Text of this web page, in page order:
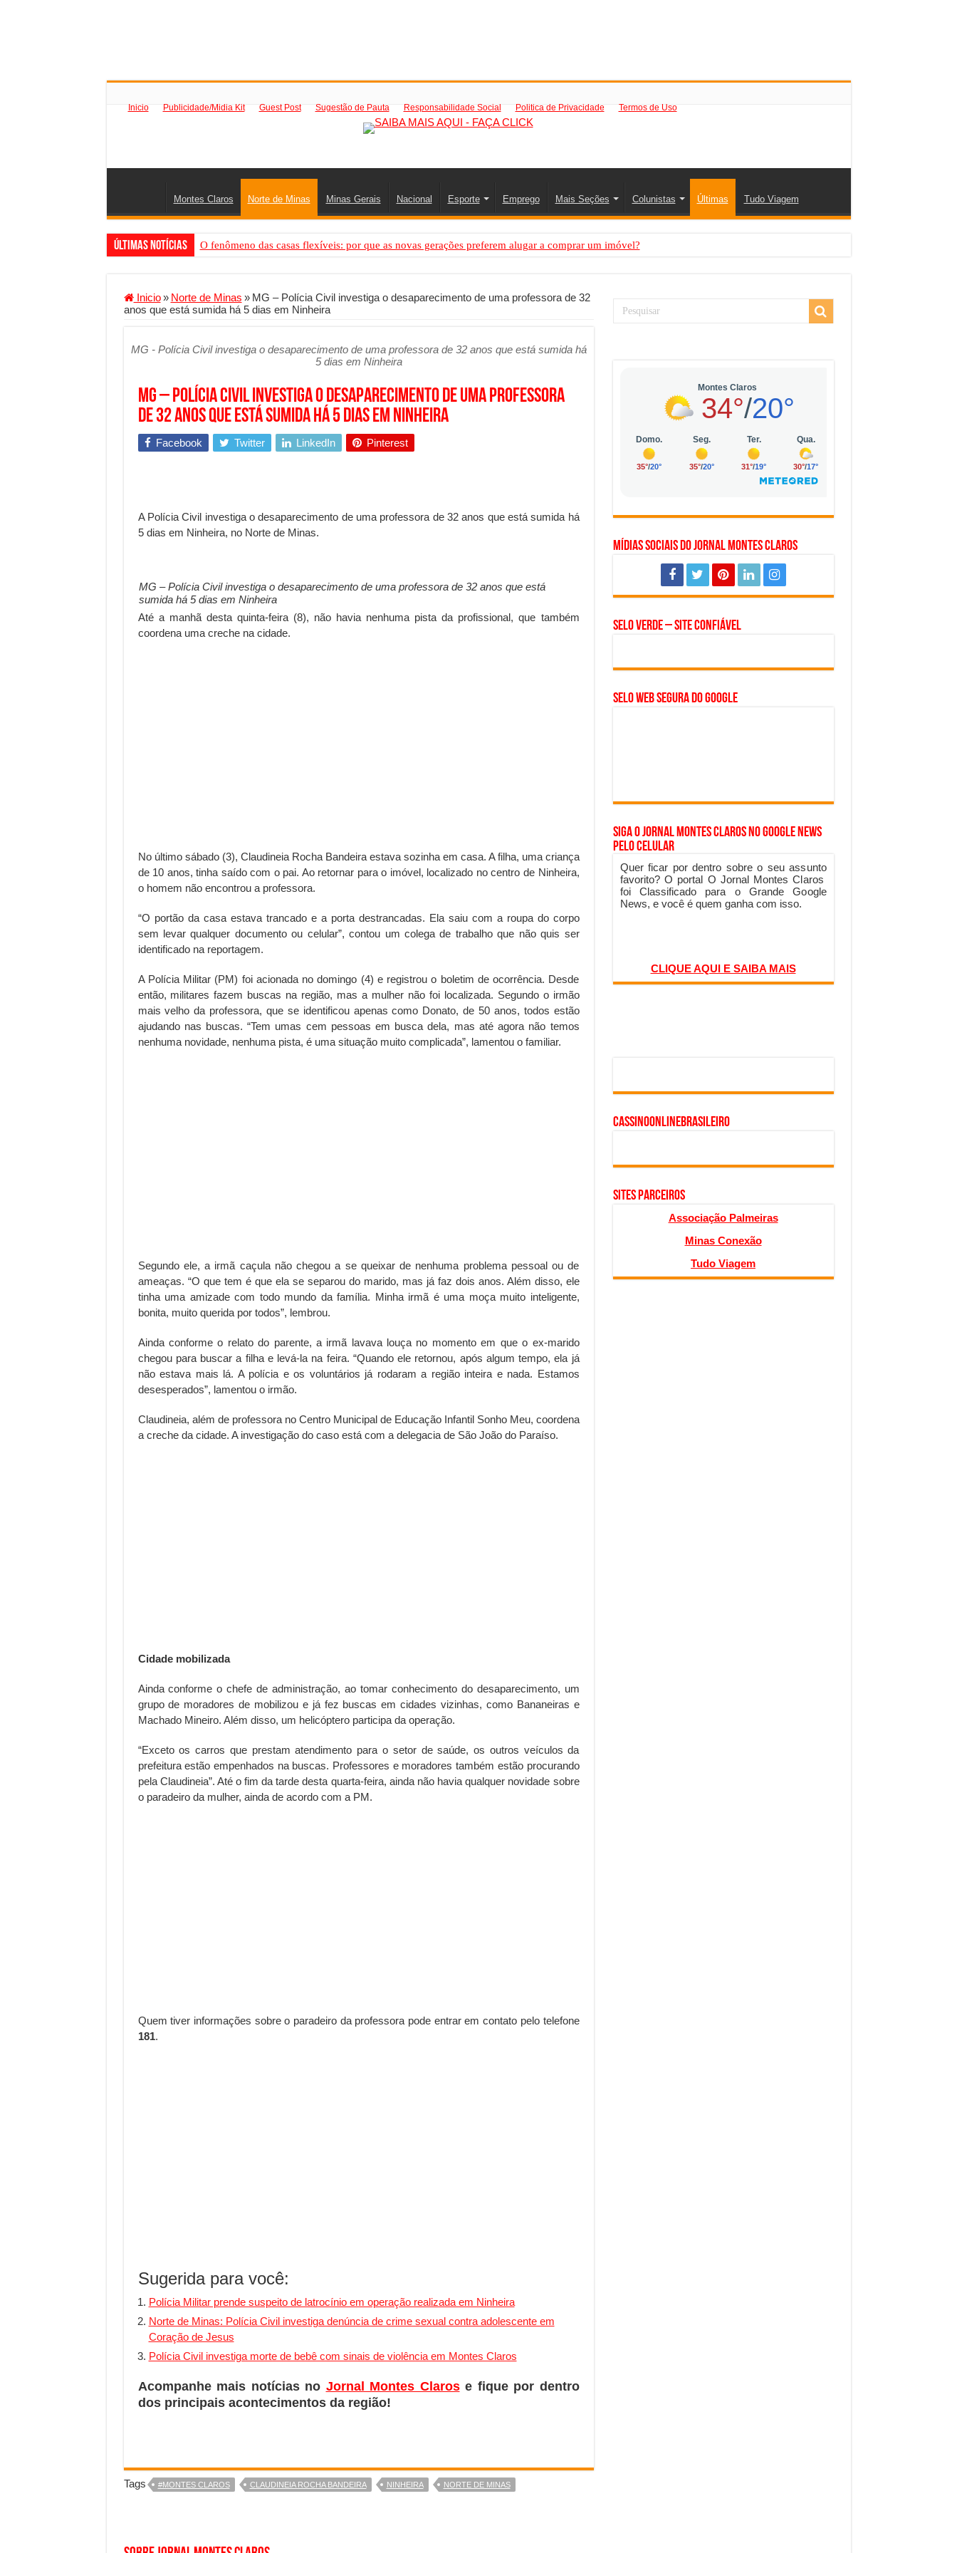
Inicio Publicidade/Midia Kit Guest Post Sugestão de Pauta Responsabilidade Social Politica de Privacidade Termos de Uso
Montes Claros Norte de Minas Minas Gerais Nacional Esporte Emprego Mais Seções Colunistas Últimas Tudo Viagem
Últimas Notícias O fenômeno das casas flexíveis: por que as novas gerações preferem alugar a comprar um imóvel?
Conheça a melhor empresa de transfer passeios e traslados em Porto Seguro, Bahia
Segurança digital se torna prioridade diante do avanço das tecnologias conectadas
Comércio Interativo ganha força no Brasil com a chegada da VIVAMOMENTO ao polo empresarial da Vila Olímpia, em São Paulo
PF e Emissoras Apertam o Cerco Contra Streamings Piratas: Entenda o Bloqueio e o Que Muda
De economista a referência nacional: como Jaque Rosa ensina tarólogas a faturarem mais de R$ 10 mil no digital
Marcenaria sob medida: quando vale mais a pena investir em móveis personalizados?
Serralheria de Alumínio vs. Ferro: guia completo para escolher o portão ideal para seu imóvel
Inicio » Norte de Minas » MG – Polícia Civil investiga o desaparecimento de uma professora de 32
anos que está sumida há 5 dias em Ninheira
MG - Polícia Civil investiga o desaparecimento de uma professora de 32 anos que está sumida há
5 dias em Ninheira
MG – Polícia Civil investiga o desaparecimento de uma professora
de 32 anos que está sumida há 5 dias em Ninheira
Facebook Twitter LinkedIn Pinterest
A Polícia Civil investiga o desaparecimento de uma professora de 32 anos que está sumida há
5 dias em Ninheira, no Norte de Minas.
MG – Polícia Civil investiga o desaparecimento de uma professora de 32 anos que está
sumida há 5 dias em Ninheira
Até a manhã desta quinta-feira (8), não havia nenhuma pista da profissional, que também
coordena uma creche na cidade.
No último sábado (3), Claudineia Rocha Bandeira estava sozinha em casa. A filha, uma criança
de 10 anos, tinha saído com o pai. Ao retornar para o imóvel, localizado no centro de Ninheira,
o homem não encontrou a professora.
“O portão da casa estava trancado e a porta destrancadas. Ela saiu com a roupa do corpo
sem levar qualquer documento ou celular”, contou um colega de trabalho que não quis ser
identificado na reportagem.
A Polícia Militar (PM) foi acionada no domingo (4) e registrou o boletim de ocorrência. Desde
então, militares fazem buscas na região, mas a mulher não foi localizada. Segundo o irmão
mais velho da professora, que se identificou apenas como Donato, de 50 anos, todos estão
ajudando nas buscas. “Tem umas cem pessoas em busca dela, mas até agora não temos
nenhuma novidade, nenhuma pista, é uma situação muito complicada”, lamentou o familiar.
Segundo ele, a irmã caçula não chegou a se queixar de nenhuma problema pessoal ou de
ameaças. “O que tem é que ela se separou do marido, mas já faz dois anos. Além disso, ele
tinha uma amizade com todo mundo da família. Minha irmã é uma moça muito inteligente,
bonita, muito querida por todos”, lembrou.
Ainda conforme o relato do parente, a irmã lavava louça no momento em que o ex-marido
chegou para buscar a filha e levá-la na feira. “Quando ele retornou, após algum tempo, ela já
não estava mais lá. A polícia e os voluntários já rodaram a região inteira e nada. Estamos
desesperados”, lamentou o irmão.
Claudineia, além de professora no Centro Municipal de Educação Infantil Sonho Meu, coordena
a creche da cidade. A investigação do caso está com a delegacia de São João do Paraíso.
Cidade mobilizada
Ainda conforme o chefe de administração, ao tomar conhecimento do desaparecimento, um
grupo de moradores de mobilizou e já fez buscas em cidades vizinhas, como Bananeiras e
Machado Mineiro. Além disso, um helicóptero participa da operação.
“Exceto os carros que prestam atendimento para o setor de saúde, os outros veículos da
prefeitura estão empenhados na buscas. Professores e moradores também estão procurando
pela Claudineia”. Até o fim da tarde desta quarta-feira, ainda não havia qualquer novidade sobre
o paradeiro da mulher, ainda de acordo com a PM.
Quem tiver informações sobre o paradeiro da professora pode entrar em contato pelo telefone
181.
Sugerida para você:
Polícia Militar prende suspeito de latrocínio em operação realizada em Ninheira
Norte de Minas: Polícia Civil investiga denúncia de crime sexual contra adolescente em
Coração de Jesus
Polícia Civil investiga morte de bebê com sinais de violência em Montes Claros
Acompanhe mais notícias no Jornal Montes Clarose fique por dentro
dos principais acontecimentos da região!
Tags #MONTES CLAROS CLAUDINEIA ROCHA BANDEIRA NINHEIRA NORTE DE MINAS
Mídias Sociais do Jornal Montes Claros
Selo Verde – Site Confiável
SELO WEB SEGURA do GOOGLE
Siga o Jornal Montes Claros no Google News
pelo Celular
Quer ficar por dentro sobre o seu assunto
favorito? O portal O Jornal Montes Claros
foi Classificado para o Grande Google
News, e você é quem ganha com isso.
CLIQUE AQUI E SAIBA MAIS
cassinoonlinebrasileiro
SITES PARCEIROS
Associação Palmeiras
Minas Conexão
Tudo Viagem